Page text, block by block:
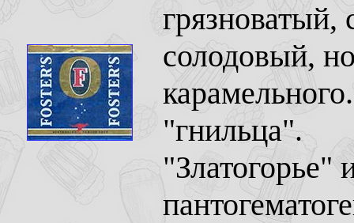
грязноватый,
солодовый,
"гнильца".
"Златогорье"